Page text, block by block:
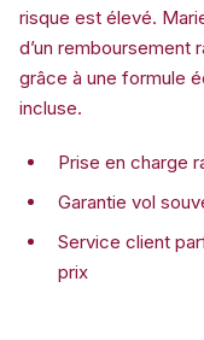
risque est élevé.
d’un remboursement
grâce à une formule
incluse.
Prise en charge
Garantie vol
Service client
prix